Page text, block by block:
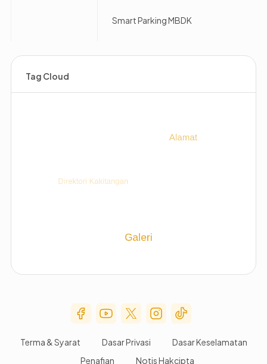
Smart Parking MBDK
Tag Cloud
Social Media Menu
Terma & Syarat Dasar Privasi
Dasar Keselamatan
Penafian
Notis Hakcipta